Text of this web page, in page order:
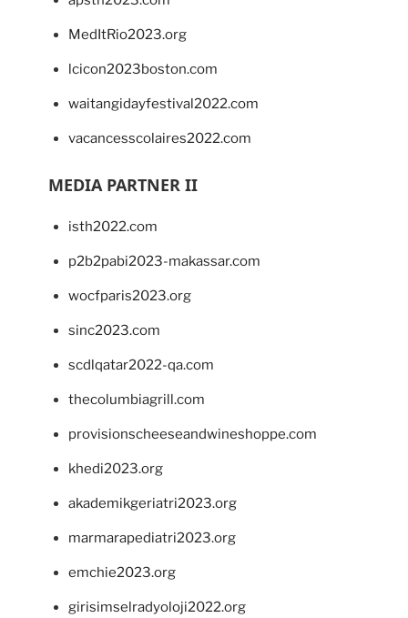
MedItRio2023.org
lcicon2023boston.com
waitangidayfestival2022.com
vacancesscolaires2022.com
MEDIA PARTNER II
isth2022.com
p2b2pabi2023-makassar.com
wocfparis2023.org
sinc2023.com
scdlqatar2022-qa.com
thecolumbiagrill.com
provisionscheeseandwineshoppe.com
khedi2023.org
akademikgeriatri2023.org
marmarapediatri2023.org
emchie2023.org
girisimselradyoloji2022.org